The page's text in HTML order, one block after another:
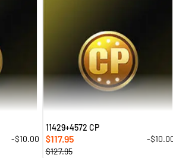
-$10.00
11429+4572 CP
$117.95
-
$127.95